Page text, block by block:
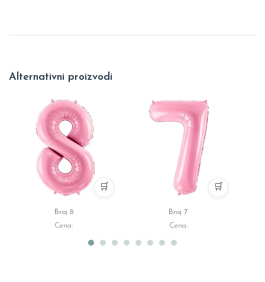
Alternativni proizvodi
🛒
Broj 8
Cena:
🛒
Broj 7
Cena: